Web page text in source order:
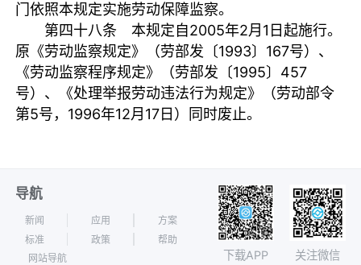
门依照本规定实施劳动保障监察。
第四十八条 本规定自2005年2月1日起施行。
原《劳动监察规定》（劳部发〔1993〕167号）、
《劳动监察程序规定》（劳部发〔1995〕457
号）、《处理举报劳动违法行为规定》（劳动部令
第5号，1996年12月17日）同时废止。
导航
新闻 应用
方案
标准
政策
帮助
网站导航
下载APP 关注微信